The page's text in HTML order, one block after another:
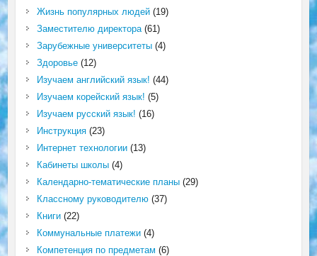
Жизнь популярных людей(19)
Заместителю директора(61)
Зарубежные университеты(4)
Здоровье(12)
Изучаем английский язык! (44)
Изучаем корейский язык! (5)
Изучаем русский язык! (16)
Инструкция(23)
Интернет технологии(13)
Кабинеты школы(4)
Календарно-тематические планы(29)
Классному руководителю(37)
Книги(22)
Коммунальные платежи(4)
Компетенция по предметам (6)